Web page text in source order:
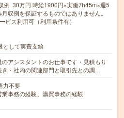
30万円 時給1900円×実働7h45m×週5
収例を保証するものではありません。
ビス利用可（利用条件有）
として実費支給
アシスタントのお仕事です・見積もり
き・社内の関連部門と取引先との調…
力不要
業事務の経験、購買事務の経験